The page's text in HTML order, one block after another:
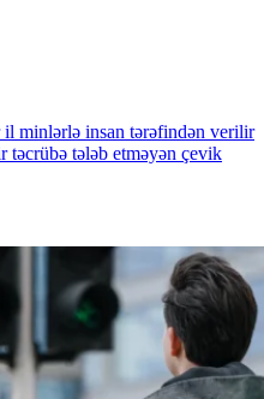
minlərlə insan tərəfindən verilir
təcrübə tələb etməyən çevik